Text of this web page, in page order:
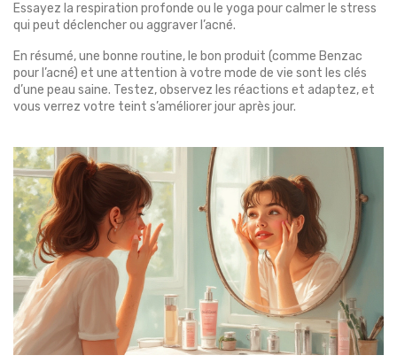
Essayez la respiration profonde ou le yoga pour calmer le stress
qui peut déclencher ou aggraver l’acné.
En résumé, une bonne routine, le bon produit (comme Benzac
pour l’acné) et une attention à votre mode de vie sont les clés
d’une peau saine. Testez, observez les réactions et adaptez, et
vous verrez votre teint s’améliorer jour après jour.